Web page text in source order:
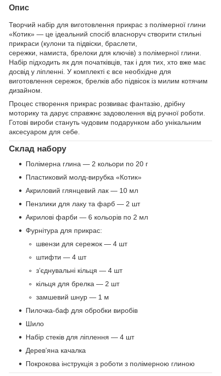
Опис
Творчий набір для виготовлення прикрас з полімерної глини
«Котик» — це ідеальний спосіб власноруч створити стильні
прикраси (кулони та підвіски, браслети,
сережки, намиста, брелоки для ключів) з полімерної глини.
Набір підходить як для початківців, так і для тих, хто вже має
досвід у ліпленні. У комплекті є все необхідне для
виготовлення сережок, брелків або підвісок із милим котячим
дизайном.
Процес створення прикрас розвиває фантазію, дрібну
моторику та дарує справжнє задоволення від ручної роботи.
Готові вироби стануть чудовим подарунком або унікальним
аксесуаром для себе.
Склад набору
Полімерна глина — 2 кольори по 20 г
Пластиковий молд-вирубка «Котик»
Акриловий глянцевий лак — 10 мл
Пензлики для лаку та фарб — 2 шт
Акрилові фарби — 6 кольорів по 2 мл
Фурнітура для прикрас:
швензи для сережок — 4 шт
штифти — 4 шт
з’єднувальні кільця — 4 шт
кільця для брелка — 2 шт
замшевий шнур — 1 м
Пилочка-баф для обробки виробів
Шило
Набір стеків для ліплення — 4 шт
Дерев’яна качалка
Покрокова інструкція з роботи з полімерною глиною